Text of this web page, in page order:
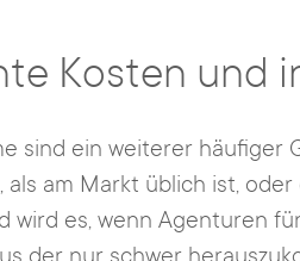
Kosten und
sind ein weiterer häufiger
als am Markt üblich ist,
wird es, wenn Agenturen